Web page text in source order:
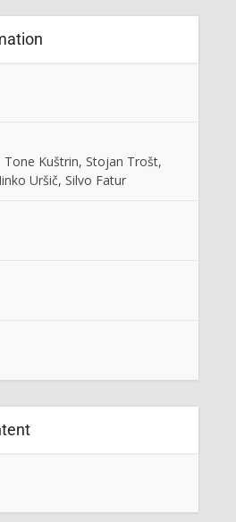
Kuštrin, Stojan Trošt,
Uršič, Silvo Fatur